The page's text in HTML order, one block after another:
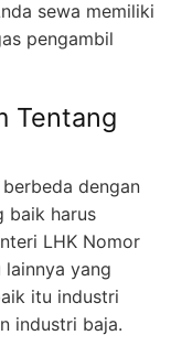
sewa memiliki
pengambil
Tentang
dengan
baik harus
LHK Nomor
yang
itu industri
industri baja.